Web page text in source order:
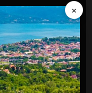
×